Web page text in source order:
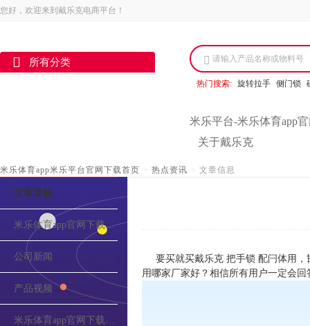
您好，欢迎来到戴乐克电商平台！
所有分类 请输入产品名称或物料号
热门搜索: 旋转拉手 侧门锁
米乐平台-米乐体育app
关于戴乐克
米乐体育app米乐平台官网下载首页 > 热点资讯 > 文章信息
文章导航
米乐体育app官网下载的介绍
公司新闻
产品视频
米乐体育app官网下载的公告
要买就买戴乐克 把手锁 配闩体用
用哪家厂家好？相信所有用户一定会